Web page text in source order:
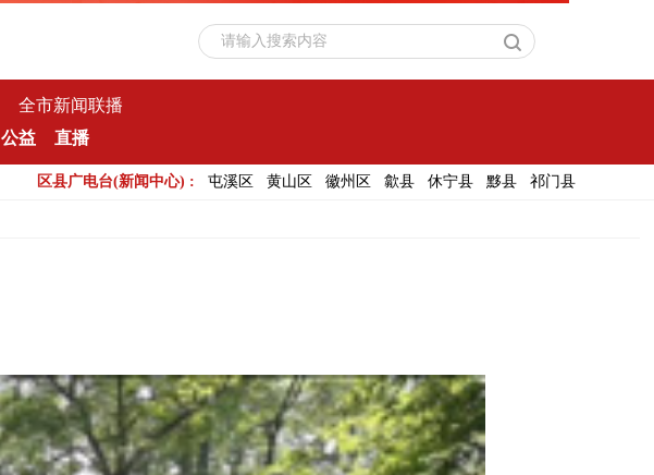
请输入搜索内容
全市新闻联播
公益 直播
区县广电台(新闻中心) : 屯溪区 黄山区 徽州区 歙县 休宁县 黟县 祁门县